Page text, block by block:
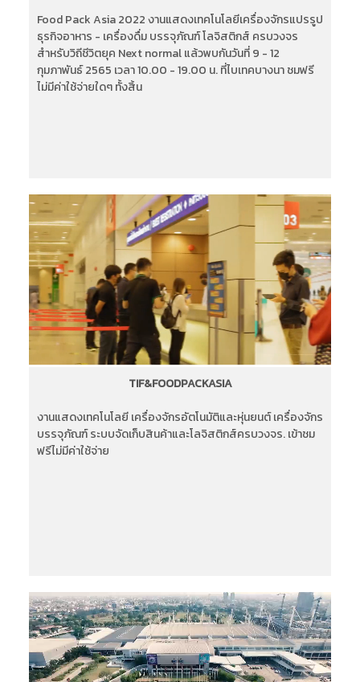
Food Pack Asia 2022 งานแสดงเทคโนโลยีเครื่องจักรแปรรูป
ธุรกิจอาหาร - เครื่องดื่ม บรรจุภัณฑ์ โลจิสติกส์ ครบวงจร
สำหรับวิถีชีวิตยุค Next normal แล้วพบกันวันที่ 9 - 12
กุมภาพันธ์ 2565 เวลา 10.00 - 19.00 น. ที่ไบเทคบางนา ชมฟรี
ไม่มีค่าใช้จ่ายใดๆ ทั้งสิ้น
TIF&FOODPACKASIA
งานแสดงเทคโนโลยี เครื่องจักรอัตโนมัติและหุ่นยนต์ เครื่องจักร
บรรจุภัณฑ์ ระบบจัดเก็บสินค้าและโลจิสติกส์ครบวงจร. เข้าชม
ฟรีไม่มีค่าใช้จ่าย